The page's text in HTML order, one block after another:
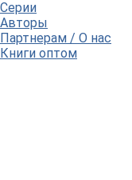
Серии
Авторы
Партнерам / О нас
Книги оптом